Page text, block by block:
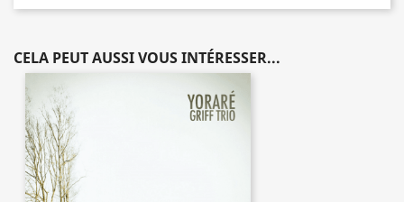
CELA PEUT AUSSI VOUS INTÉRESSER...